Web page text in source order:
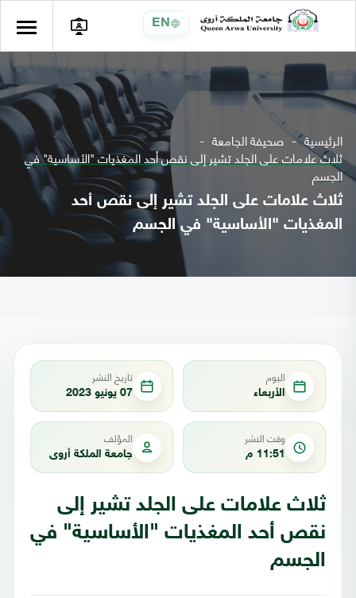
EN
الرئيسية صحيفة الجامعة
ثلاث علامات على الجلد تشير إلى نقص أحد المغذيات "الأساسية" في
الجسم
ثلاث علامات على الجلد تشير إلى نقص أحد
المغذيات "الأساسية" في الجسم
اليوم
الأربعاء
تاريخ النشر
07 يونيو 2023
وقت النشر
11:51 م
المؤلف
جامعة الملكة أروى
ثلاث علامات على الجلد تشير إلى
نقص أحد المغذيات "الأساسية" في
الجسم